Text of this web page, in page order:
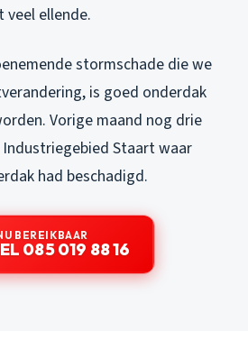
ellende.
stormschade die we
is goed onderdak
Vorige maand nog drie
Staart waar
had beschadigd.
BEREIKBAAR
085 019 88 16